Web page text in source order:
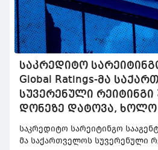
საკრედიტო
Global Ratings-მა
სუვერენული
დონეზე დატოვა, ხოლო
სტაბილურიდან
გააუმჯობესა
საკრედიტო სარეიტინგო
მა საქართველოს სუვერენული